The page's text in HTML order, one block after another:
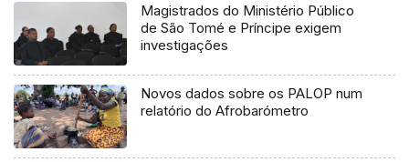
Magistrados do Ministério Público
de São Tomé e Príncipe exigem
investigações
Novos dados sobre os PALOP num
relatório do Afrobarómetro